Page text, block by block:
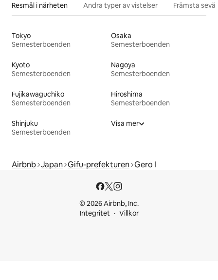
Resmål i närheten Andra typer av vistelser Främsta
Tokyo
Semesterboenden
Osaka
Semesterboenden
Kyoto
Semesterboenden
Nagoya
Semesterboenden
Fujikawaguchiko
Semesterboenden
Hiroshima
Semesterboenden
Shinjuku
Semesterboenden
Visa mer
Airbnb Japan Gifu-prefekturen Gero I
© 2026 Airbnb, Inc.
Integritet
Villkor